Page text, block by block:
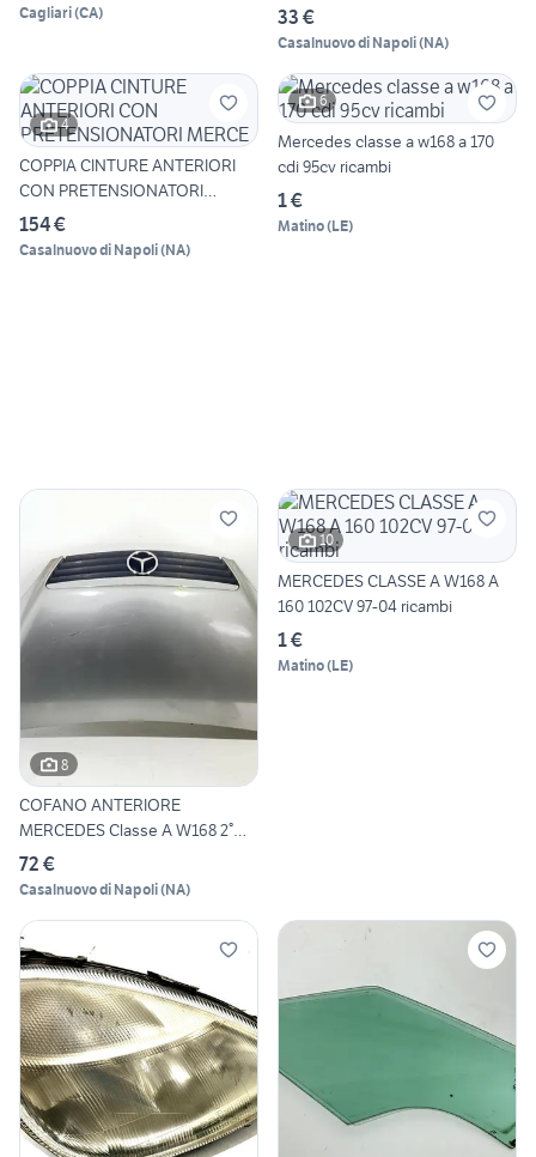
Cagliari(CA) Ser
33 €
Casalnuovo di Napoli(NA)
4
COPPIA CINTURE ANTERIORI
CON PRETENSIONATORI
MERCE
154 €
Casalnuovo di Napoli(NA)
6
Mercedes classe a w168 a 170
cdi 95cv ricambi
1 €
Matino(LE)
8
COFANO ANTERIORE
MERCEDES Classe A W168 2°
Serie
72 €
Casalnuovo di Napoli(NA)
10
MERCEDES CLASSE A W168 A
160 102CV 97-04 ricambi
1 €
Matino(LE)